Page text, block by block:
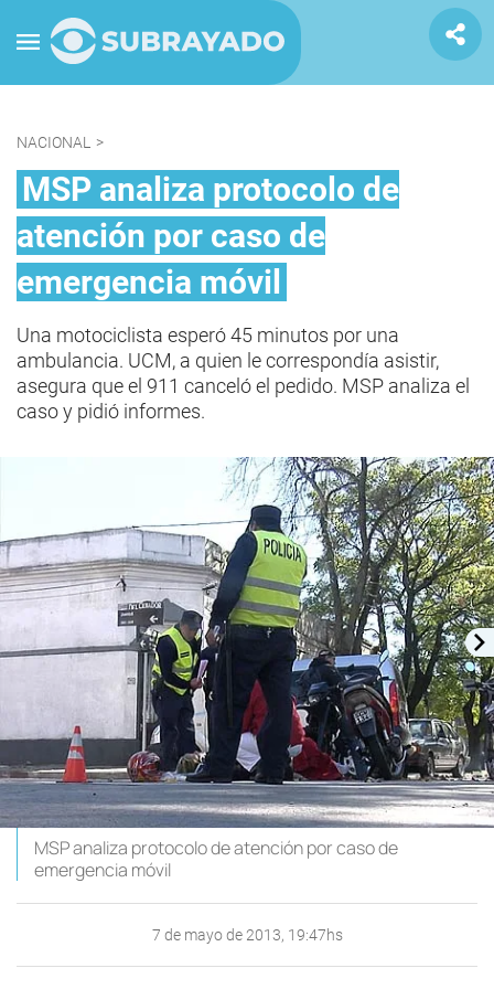
NACIONAL >
MSP analiza protocolo de
atención por caso de
emergencia móvil
Una motociclista esperó 45 minutos por una
ambulancia. UCM, a quien le correspondía asistir,
asegura que el 911 canceló el pedido. MSP analiza el
caso y pidió informes.
MSP analiza protocolo de atención por caso de
emergencia móvil
7 de mayo de 2013, 19:47hs